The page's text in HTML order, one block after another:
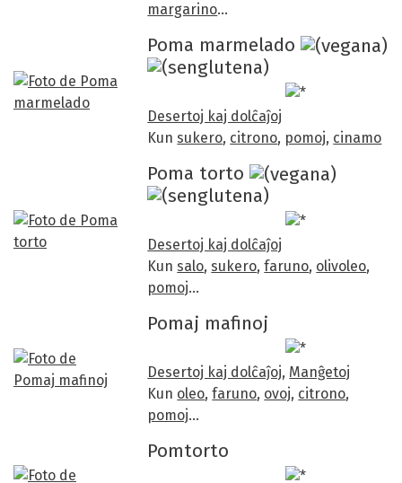
margarino…
Poma marmelado
/5
Desertoj kaj dolĉaĵoj
Kun sukero, citrono, pomoj, cinamo
Poma torto
/5
Desertoj kaj dolĉaĵoj
Kun salo, sukero,faruno, olivoleo,
pomoj…
Pomaj mafinoj
Desertoj kaj dolĉaĵoj, Manĝetoj
Kun oleo,faruno, ovoj, citrono,
pomoj…
Pomtorto
/5